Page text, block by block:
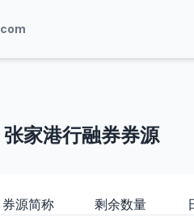
张家港行融券券源
券源简称 剩余数量